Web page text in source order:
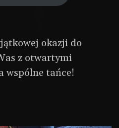
okazji do
z otwartymi
wspólne tańce!